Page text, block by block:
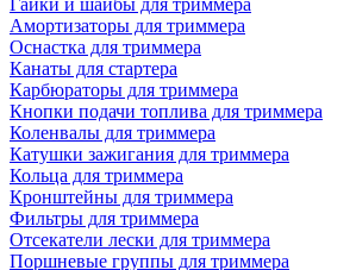
Гайки и шайбы для триммера
Амортизаторы для триммера
Оснастка для триммера
Канаты для стартера
Карбюраторы для триммера
Кнопки подачи топлива для триммера
Коленвалы для триммера
Катушки зажигания для триммера
Кольца для триммера
Кронштейны для триммера
Фильтры для триммера
Отсекатели лески для триммера
Поршневые группы для триммера